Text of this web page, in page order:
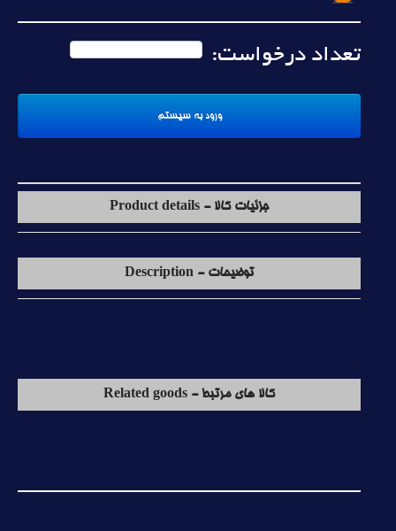
تعداد درخواست:
جزئیات کالا - Product details
توضیحات - Description
کالا های مرتبط - Related goods